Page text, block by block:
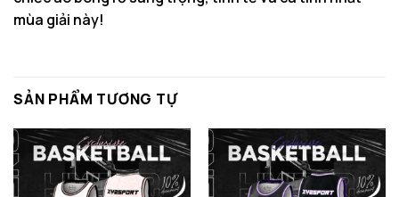
mùa giải này!
SẢN PHẨM TƯƠNG TỰ